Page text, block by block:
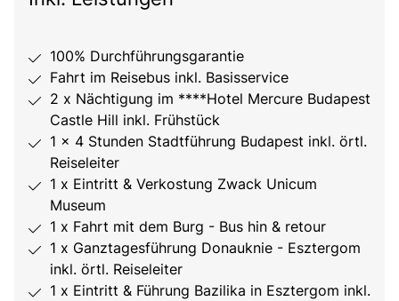
100% Durchführungsgarantie
Fahrt im Reisebus inkl. Basisservice
2 x Nächtigung im ****Hotel Mercure Budapest
Castle Hill inkl. Frühstück
1 x 4 Stunden Stadtführung Budapest inkl. örtl.
Reiseleiter
1 x Eintritt & Verkostung Zwack Unicum
Museum
1 x Fahrt mit dem Burg - Bus hin & retour
1 x Ganztagesführung Donauknie - Esztergom
inkl. örtl. Reiseleiter
1 x Eintritt & Führung Bazilika in Esztergom inkl.